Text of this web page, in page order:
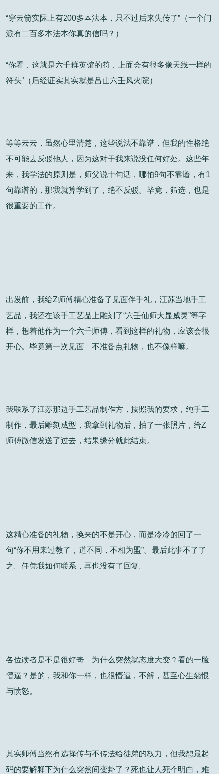
“穿云箭实际上有200多本法本，只不过后来失传了”（一个门
派有二百多本法本你真的信吗？）
“你看，这就是六壬群英馆的符，上面会有很多像天线一样的
符头”（后经证实其实就是吕山六壬风火院）
等等云云，虽然心里清楚，这些说法不靠谱，但我的性格绝
不可能去反驳他人，因为这对于我来说没任何好处。这些年
来，我学法的原则是，师父说十句话，哪怕9句不靠谱，有1
句靠谱的，那我就算学到了，绝不反驳。毕竟，筛选，也是
很重要的工作。
出发前，我给Z师傅精心准备了见面伴手礼，江苏当地手工
艺品，我还在该手工艺品上雕刻了“六壬仙师大显威灵”等字
样，想着他作为一个六壬师傅，看到这样的礼物，应该会很
开心。毕竟第一次见面，不准备点礼物，也不像样嘛。
我联系了江苏那边手工艺品制作方，按照我的要求，纯手工
制作，最后雕刻成型，我拿到礼物后，拍了一张照片，给Z
师傅微信发送了过去，结果缘分就此结束。
这精心准备的礼物，换来的不是开心，而是冷冷的回了一
句“你不用来过教了，道不同，不相为盟”。最后此事不了了
之。任凭我如何联系，再也没有了回复。
各位读者是不是很好奇，为什么突然就态度大变？看的一脸
懵逼？是的，我和你一样，也很懵逼，不解，甚至心生怨恨
与愤怒。
其实师傅当然有选择传与不传法给徒弟的权力，但我想最起
码的要解释下为什么突然间变卦了？死也让人死个明白，难